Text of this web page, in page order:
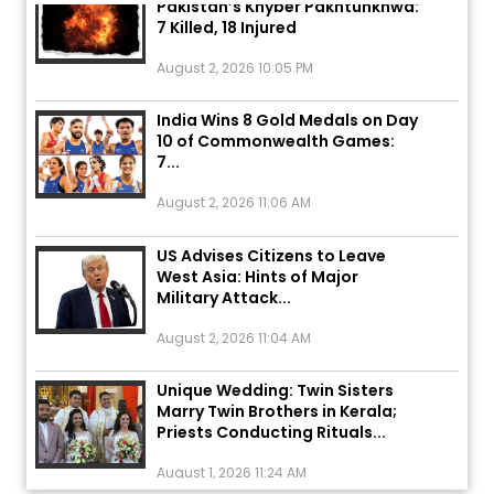
August 2, 2026 10:05 PM
India Wins 8 Gold Medals on Day
10 of Commonwealth Games:
7...
US Advises Citizens to Leave
West Asia: Hints of Major
Military Attack...
August 2, 2026 11:04 AM
Unique Wedding: Twin Sisters
Marry Twin Brothers in Kerala;
Priests Conducting Rituals...
August 1, 2026 11:24 AM